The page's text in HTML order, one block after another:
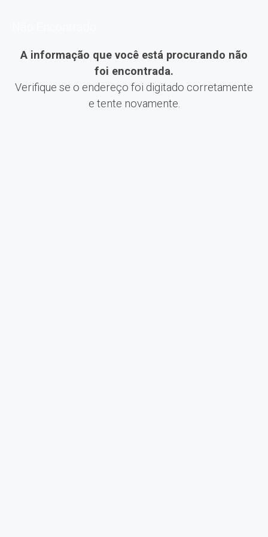
A informação que você está procurando não
foi encontrada.
Verifique se o endereço foi digitado corretamente
e tente novamente.